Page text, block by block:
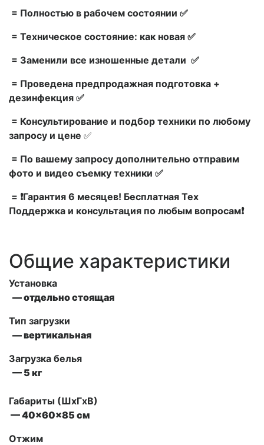
= Полностью в рабочем состоянии ✅
= Техническое состояние: как новая ✅
= Заменили все изношенные детали ✅
= Проведена предпродажная подготовка +
дезинфекция ✅
= Консультирование и подбор техники по любому
запросу и цене ✅
= По вашему запросу дополнительно отправим
фото и видео съемку техники ✅
= ❗Гарантия 6 месяцев! Бесплатная Тех
Поддержка и консультация по любым вопросам❗
Общие характеристики
Установка
— отдельно стоящая
Тип загрузки
— вертикальная
Загрузка белья
— 5 кг
Габариты (ШxГxВ)
— 40x60x85 см
Отжим